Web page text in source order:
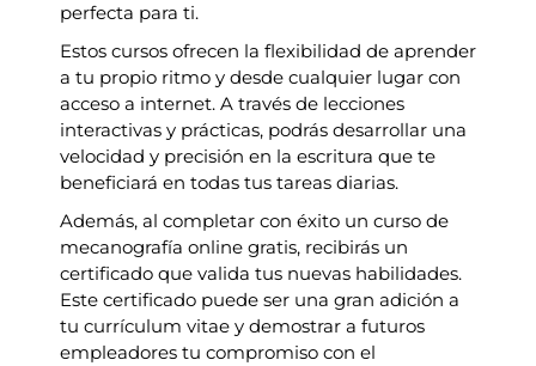
perfecta para ti.
Estos cursos ofrecen la flexibilidad de aprender
a tu propio ritmo y desde cualquier lugar con
acceso a internet. A través de lecciones
interactivas y prácticas, podrás desarrollar una
velocidad y precisión en la escritura que te
beneficiará en todas tus tareas diarias.
Además, al completar con éxito un curso de
mecanografía online gratis, recibirás un
certificado que valida tus nuevas habilidades.
Este certificado puede ser una gran adición a
tu currículum vitae y demostrar a futuros
empleadores tu compromiso con el